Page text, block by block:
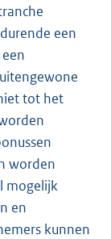
een
tot het
worden
mogelijk
en
kunnen